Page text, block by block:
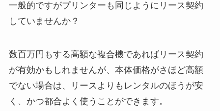
一般的ですがプリンターも同じようにリース契約
していませんか？
数百万円もする高額な複合機であればリース契約
が有効かもしれませんが、本体価格がさほど高額
でない場合は、リースよりもレンタルのほうが安
く、かつ都合よく使うことができます。